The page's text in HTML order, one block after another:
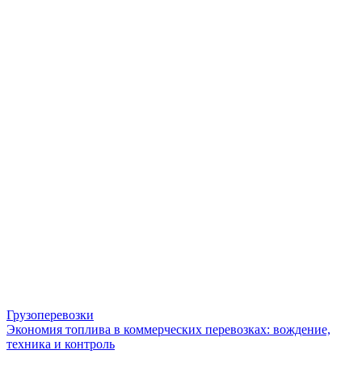
Грузоперевозки
Экономия топлива в коммерческих перевозках: вождение,
техника и контроль